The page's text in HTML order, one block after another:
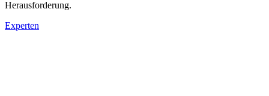
Herausforderung.
Experten